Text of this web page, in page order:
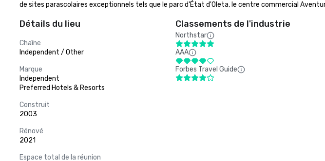
de sites parascolaires exceptionnels tels que le parc d'État d'Oleta, le centre commercial
Détails du lieu
Chaîne
Independent / Other
Marque
Independent
Preferred Hotels & Resorts
Construit
2003
Rénové
2021
Espace total de la réunion
Classements de l'industrie
Northstar
AAA
Forbes Travel Guide